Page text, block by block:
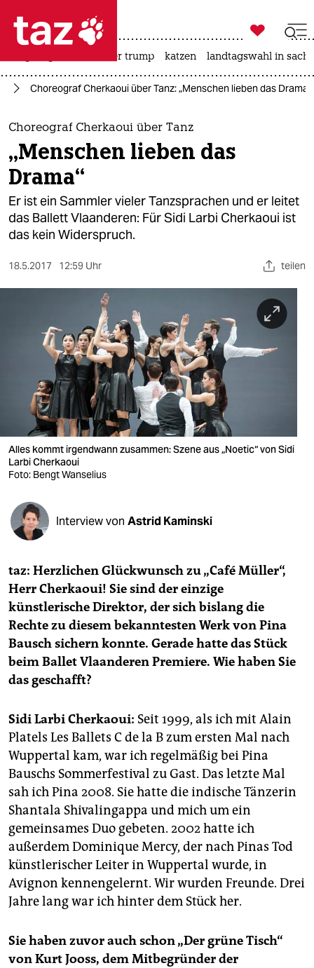
 taz zahl ich
taz zahl ich
themen
politik
öko
gesellschaft
sport
wahrheit
verlag
verlag
veranstaltungen
fragen & hilfe
abo
genossenschaft
epaper login

taz zahl ich
usa unter trump katzen landtagswahl in
Choreograf Cherkaoui über Tanz: „Menschen lieben das Drama“
Choreograf Cherkaoui über Tanz
„Menschen lieben das
Drama“
Er ist ein Sammler vieler Tanzsprachen und er leitet
das Ballett Vlaanderen: Für Sidi Larbi Cherkaoui ist
das kein Widerspruch.
18.5.2017 12:59 Uhr teilen
Alles kommt irgendwann zusammen: Szene aus „Noetic“ von Sidi
Larbi Cherkaoui
Foto: Bengt Wanselius
Interview von Astrid Kaminski
taz: Herzlichen Glückwunsch zu „Café Müller“,
Herr Cherkaoui! Sie sind der einzige
künstlerische Direktor, der sich bislang die
Rechte zu diesem bekanntesten Werk von Pina
Bausch sichern konnte. Gerade hatte das Stück
beim Ballet Vlaan­deren Premiere. Wie haben Sie
das geschafft?
Sidi Larbi Cherkaoui: Seit 1999, als ich mit Alain
Platels Les Ballets C de la B zum ersten Mal nach
Wuppertal kam, war ich regelmäßig bei Pina
Bauschs Sommerfestival zu Gast. Das letzte Mal
sah ich Pina 2008. Sie hatte die indische Tänzerin
Shantala Shivalingappa und mich um ein
gemeinsames Duo gebeten. 2002 hatte ich
außerdem Dominique Mercy, der nach Pinas Tod
künstlerischer Leiter in Wuppertal wurde, in
Avignon kennengelernt. Wir wurden Freunde. Drei
Jahre lang war ich hinter dem Stück her.
Sie haben zuvor auch schon „Der grüne Tisch“
von Kurt Jooss, dem Mitbegründer der